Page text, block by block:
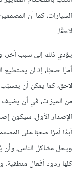
السيارات، كما أن
لاحقًا.
يؤدي ذلك إلى سبب آخر،
أمرًا صعبًا، إذ لن
لاحق، كما يمكن أن
من الميزات، في أن
الإصدار الأول. سيكون
أبدًا أمرًا صعبًا على
ويحل مشاكل الناس،
كلها ردود أفعال